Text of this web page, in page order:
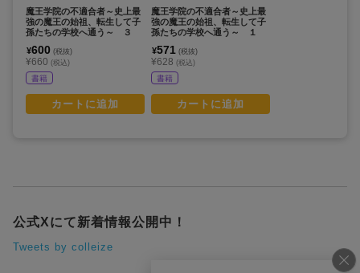
魔王学院の不適合者～史上最
強の魔王の始祖、転生して子
孫たちの学校へ通う～ ３
¥600 (税抜)
¥660 (税込)
書籍
カートに追加
魔王学院の不適合者～史上最
強の魔王の始祖、転生して子
孫たちの学校へ通う～ １
¥571 (税抜)
¥628 (税込)
書籍
カートに追加
公式Xにて新着情報公開中！
Tweets by colleize